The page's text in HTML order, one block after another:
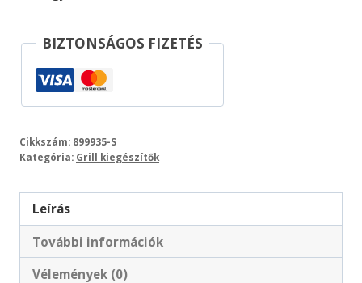
BIZTONSÁGOS FIZETÉS
Cikkszám: 899935-S
Kategória: Grill kiegészítők
Leírás
További információk
Vélemények (0)